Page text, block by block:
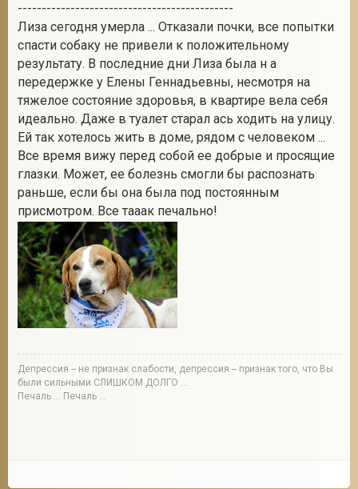
---------------------------------------------
Лиза сегодня умерла ... Отказали почки, все попытки
спасти собаку не привели к положительному
результату. В последние дни Лиза была н а
передержке у Елены Геннадьевны, несмотря на
тяжелое состояние здоровья, в квартире вела себя
идеально. Даже в туалет старал ась ходить на улицу.
Ей так хотелось жить в доме, рядом с человеком ...
Все время вижу перед собой ее добрые и просящие
глазки. Может, ее болезнь смогли бы распознать
раньше, если бы она была под постоянным
присмотром. Все тааак печально!
Депрессия -- не признак слабости, депрессия -- признак того, что Вы
были сильными СЛИШКОМ ДОЛГО ...
Печаль ... Печаль ...